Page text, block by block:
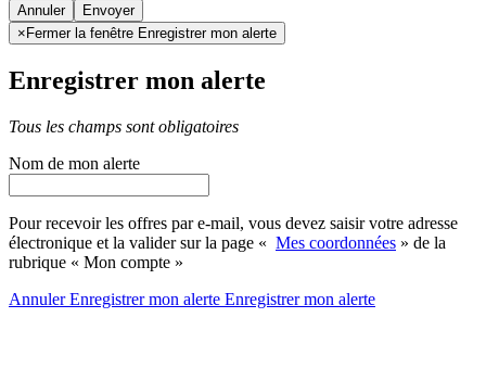
Annuler
× Fermer la fenêtre Enregistrer mon alerte
Enregistrer mon alerte
Tous les champs sont obligatoires
Nom de mon alerte
Pour recevoir les offres par e-mail, vous devez saisir votre adresse
électronique et la valider sur la page « Mes coordonnées » de la
rubrique « Mon compte »
AnnulerEnregistrer mon alerte Enregistrermon alerte